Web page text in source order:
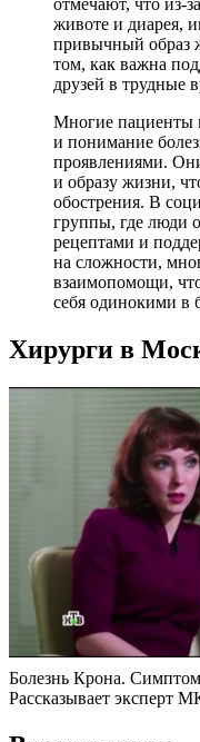
отмечают, что из-
животе и диарея,
привычный образ
том, как важна
друзей в трудные
Многие пациенты
и понимание
проявлениями.
и образу жизни,
обострения. В
группы, где люди
рецептами и
на сложности,
взаимопомощи,
себя одинокими в
Хирурги в
Болезнь Крона.
Рассказывает эксперт